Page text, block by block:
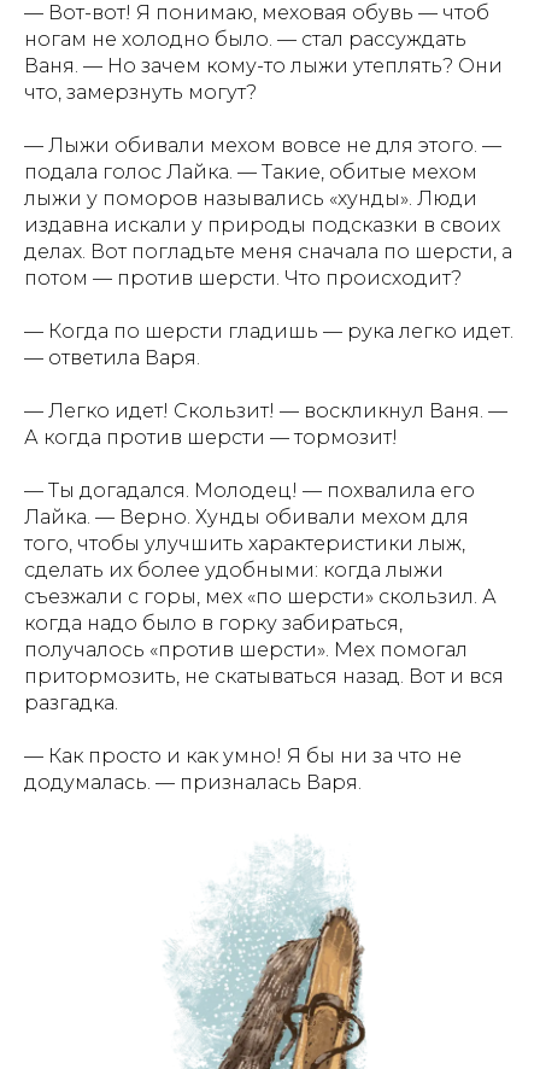
— Вот-вот! Я понимаю, меховая обувь — чтоб
ногам не холодно было. — стал рассуждать
Ваня. — Но зачем кому-то лыжи утеплять? Они
что, замерзнуть могут?
— Лыжи обивали мехом вовсе не для этого. —
подала голос Лайка. — Такие, обитые мехом
лыжи у поморов назывались «хунды». Люди
издавна искали у природы подсказки в своих
делах. Вот погладьте меня сначала по шерсти, а
потом — против шерсти. Что происходит?
— Когда по шерсти гладишь — рука легко идет.
— ответила Варя.
— Легко идет! Скользит! — воскликнул Ваня. —
А когда против шерсти — тормозит!
— Ты догадался. Молодец! — похвалила его
Лайка. — Верно. Хунды обивали мехом для
того, чтобы улучшить характеристики лыж,
сделать их более удобными: когда лыжи
съезжали с горы, мех «по шерсти» скользил. А
когда надо было в горку забираться,
получалось «против шерсти». Мех помогал
притормозить, не скатываться назад. Вот и вся
разгадка.
— Как просто и как умно! Я бы ни за что не
додумалась. — призналась Варя.
АЗБУКИ СТРАНЫ СЧАСТЬЯ